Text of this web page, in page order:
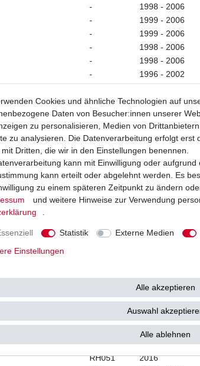
-
1998 - 2006
-
1999 - 2006
-
1999 - 2006
-
1998 - 2006
-
1998 - 2006
-
1996 - 2002
-
1994 - 1999
1994 - 2002
-
1996 - 2002
-
2006- 2008
-
2006 - 2008
-
1998 - 2003
RP051
RP052
2005 - 2006
RM024
2007 - 2010
RM051
2012 - 2014
1982 - 1995
21LS
1996 - 1998
1980 - 1983
1992 - 1994
RH051
2014 - 2016
RH051
2016
Cookies und ähnliche Technologien auf
Daten von Besucher:innen unserer
zu personalisieren, Medien von
zu analysieren. Die Datenverarbeitung erfolgt erst
mit Dritten, die wir in den Einstellungen benennen.
kann mit Einwilligung oder
kann erteilt oder abgelehnt werden. Es
zu einem späteren Zeitpunkt zu ändern
und weitere Hinweise zur Verwendung
Statistik Externe Medien
Einstellungen
Alle akzeptieren
Auswahl
Alle ablehnen